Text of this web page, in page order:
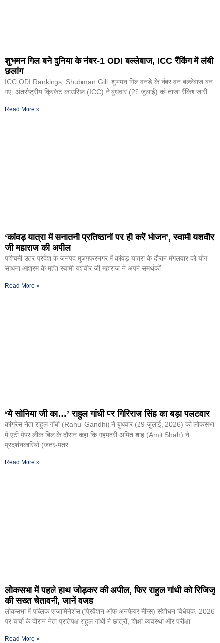
शुभमन गिल बने दुनिया के नंबर-1 ODI बल्लेबाज, ICC रैंकिंग में लंबी
छलांग
ICC ODI Rankings, Shubman Gill: शुभमन गिल वनडे के नंबर वन बल्लेबाज बन
गए. अंतर्राष्ट्रीय क्रिकेट काउंसिल (ICC) ने बुधवार (29 जुलाई) को ताजा रैंकिंग जारी
Read More »
‘कांवड़ यात्रा में सनातनी प्रतिष्ठानों पर ही करें भोजन’, स्वामी यशवीर
जी महाराज की अपील
पश्चिमी उतर प्रदेश के जनपद मुजफ्फरनगर में कांवड़ यात्रा के दौरान मंगलवार को योग
साधना आश्रम के महंत स्वामी यशवीर जी महाराज ने अपने समर्थकों
Read More »
‘ये सोनिया जी का…’ राहुल गांधी पर गिरिराज सिंह का बड़ा पलटवार
कांग्रेस नेता राहुल गांंधी (Rahul Gandhi) ने बुधवार (29 जुलाई, 2026) को लोकसभा
में एंटी पेपर लीक बिल के दौरान कहा कि गृहमंत्री अमित शाह (Amit Shah) ने
प्रदर्शनकारियों (जंतर-मंतर
Read More »
लोकसभा में पहले हाथ जोड़कर की अपील, फिर राहुल गांधी को रिजिजू
की सख्त चेतावनी, जानें वजह
लोकसभा में पब्लिक एग्जामिनेशंस (प्रिवेंशन ऑफ अनफेयर मीन्स) संशोधन विधेयक, 2026
पर चर्चा के दौरान नेता प्रतिपक्ष राहुल गांधी ने छात्रों, शिक्षा व्यवस्था और परीक्षा
Read More »